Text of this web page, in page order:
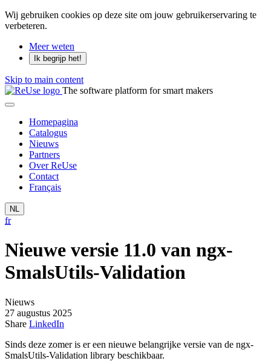
Wij gebruiken cookies op deze site om jouw gebruikerservaring te
verbeteren.
Meer weten
Ik begrijp het!
Skip to main content
The software platform for smart makers
Homepagina
Catalogus
Nieuws
Partners
Over ReUse
Contact
Français
NL
fr
Nieuwe versie 11.0 van ngx-
SmalsUtils-Validation
Nieuws
27 augustus 2025
Share LinkedIn
Sinds deze zomer is er een nieuwe belangrijke versie van de ngx-
SmalsUtils-Validation library beschikbaar.